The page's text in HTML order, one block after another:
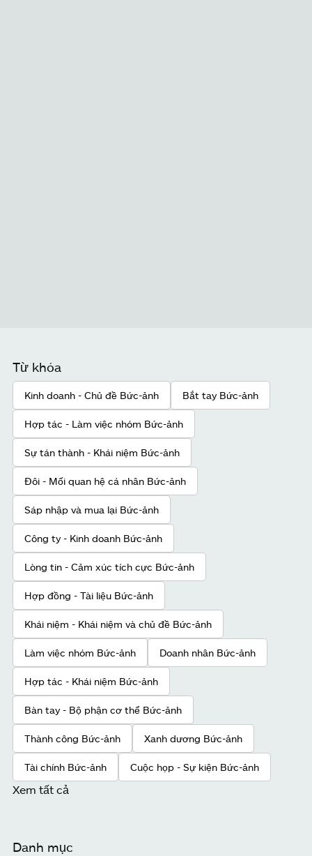
Từ khóa
Kinh doanh - Chủ đề Bức-ảnh Bắt tay Bức-ảnh
Hợp tác - Làm việc nhóm Bức-ảnh
Sự tán thành - Khái niệm Bức-ảnh
Đôi - Mối quan hệ cá nhân Bức-ảnh
Sáp nhập và mua lại Bức-ảnh
Công ty - Kinh doanh Bức-ảnh
Lòng tin - Cảm xúc tích cực Bức-ảnh
Hợp đồng - Tài liệu Bức-ảnh
Khái niệm - Khái niệm và chủ đề Bức-ảnh
Làm việc nhóm Bức-ảnh Doanh nhân Bức-ảnh
Hợp tác - Khái niệm Bức-ảnh
Bàn tay - Bộ phận cơ thể Bức-ảnh
Thành công Bức-ảnh Xanh dương Bức-ảnh
Tài chính Bức-ảnh Cuộc họp - Sự kiện Bức-ảnh
Xem tất cả
Danh mục